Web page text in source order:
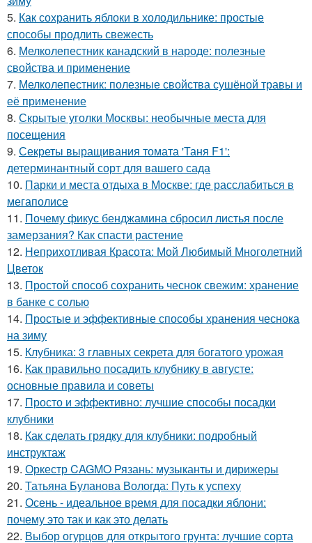
5. Как сохранить яблоки в холодильнике: простые
способы продлить свежесть
6. Мелколепестник канадский в народе: полезные
свойства и применение
7. Мелколепестник: полезные свойства сушёной травы и
её применение
8. Скрытые уголки Москвы: необычные места для
посещения
9. Секреты выращивания томата 'Таня F1':
детерминантный сорт для вашего сада
10. Парки и места отдыха в Москве: где расслабиться в
мегаполисе
11. Почему фикус бенджамина сбросил листья после
замерзания? Как спасти растение
12. Неприхотливая Красота: Мой Любимый Многолетний
Цветок
13. Простой способ сохранить чеснок свежим: хранение
в банке с солью
14. Простые и эффективные способы хранения чеснока
на зиму
15. Клубника: 3 главных секрета для богатого урожая
16. Как правильно посадить клубнику в августе:
основные правила и советы
17. Просто и эффективно: лучшие способы посадки
клубники
18. Как сделать грядку для клубники: подробный
инструктаж
19. Оркестр CAGMO Рязань: музыканты и дирижеры
20. Татьяна Буланова Вологда: Путь к успеху
21. Осень - идеальное время для посадки яблони:
почему это так и как это делать
22. Выбор огурцов для открытого грунта: лучшие сорта